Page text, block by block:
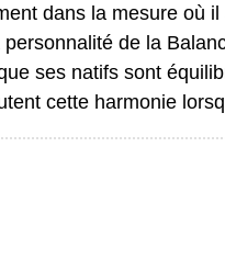
dans la mesure où
de la
ses natifs sont
cette harmonie